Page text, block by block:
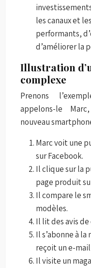
les canaux et
performants,
d’améliorer la
Illustration
complexe
Prenons
appelons-le
nouveau
Marc voit une
sur Facebook.
Il clique sur la
page produit
Il compare le
modèles.
Il lit des avis
Il s’abonne à
reçoit un e-
Il visite un